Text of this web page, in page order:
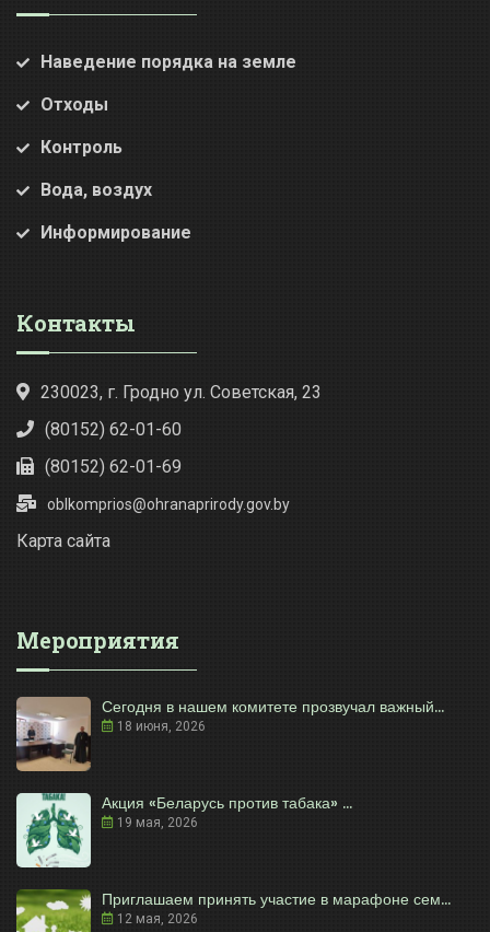
Наведение порядка на земле
Отходы
Контроль
Вода, воздух
Информирование
Контакты
230023, г. Гродно ул. Советская, 23
(80152) 62-01-60
(80152) 62-01-69
oblkomprios@ohranaprirody.gov.by
Карта сайта
Мероприятия
Сегодня в нашем комитете прозвучал важный...
18 июня, 2026
Акция «Беларусь против табака» ...
19 мая, 2026
Приглашаем принять участие в марафоне сем...
12 мая, 2026